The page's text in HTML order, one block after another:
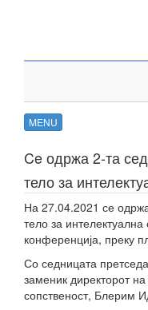
MENU
Ce одржа 2-та
тело за
На 27.04.2021 се
тело за
конференција, преку
Со седницата
заменик директорот
сопственост, Блерим